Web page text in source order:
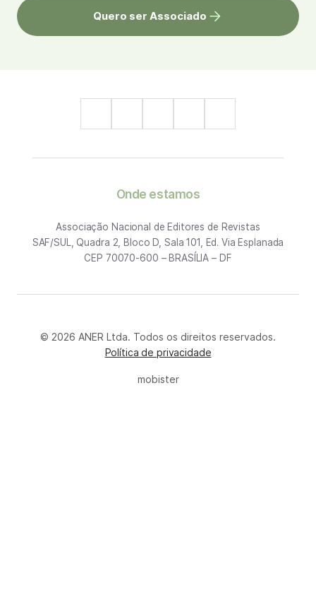
Quero ser Associado
Onde estamos
Associação Nacional de Editores de Revistas
SAF/SUL, Quadra 2, Bloco D, Sala 101, Ed. Via Esplanada
CEP 70070-600 – BRASÍLIA – DF
© 2026 ANER Ltda. Todos os direitos reservados.
Política de privacidade
mobister